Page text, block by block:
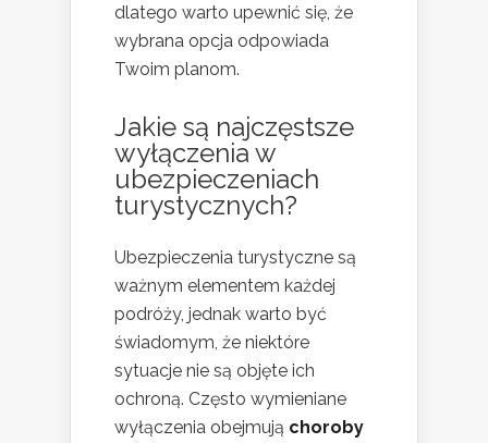
dlatego warto upewnić się, że
wybrana opcja odpowiada
Twoim planom.
Jakie są najczęstsze
wyłączenia w
ubezpieczeniach
turystycznych?
Ubezpieczenia turystyczne są
ważnym elementem każdej
podróży, jednak warto być
świadomym, że niektóre
sytuacje nie są objęte ich
ochroną. Często wymieniane
wyłączenia obejmują choroby